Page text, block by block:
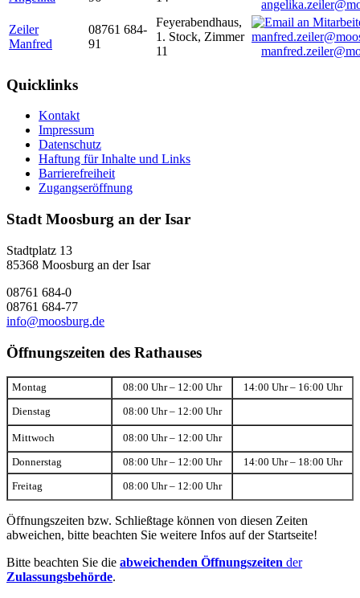
Zeiler
Manfred
08761 684-
91
Feyerabendhaus,
1. Stock, Zimmer
11
Quicklinks
Kontakt
Impressum
Datenschutz
Haftung für Inhalte und Links
Barrierefreiheit
Zugangseröffnung
Stadt Moosburg an der Isar
Stadtplatz 13
85368 Moosburg an der Isar
08761 684-0
08761 684-77
info@moosburg.de
Öffnungszeiten des Rathauses
Montag 08:00 Uhr – 12:00 Uhr 14:00 Uhr – 16:00 Uhr
Dienstag 08:00 Uhr – 12:00 Uhr
Mittwoch 08:00 Uhr – 12:00 Uhr
Donnerstag 08:00 Uhr – 12:00 Uhr 14:00 Uhr – 18:00 Uhr
Freitag 08:00 Uhr – 12:00 Uhr
Öffnungszeiten bzw. Schließtage können von diesen Zeiten
abweichen, bitte beachten Sie weitere Infos auf der Startseite!
Bitte beachten Sie die abweichenden Öffnungszeiten der
Zulassungsbehörde.